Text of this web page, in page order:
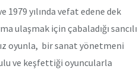
1979 yılında vefat edene dek
ulaşmak için çabaladığı sancılı
oyunla, bir sanat yönetmeni
ve keşfettiği oyuncularla